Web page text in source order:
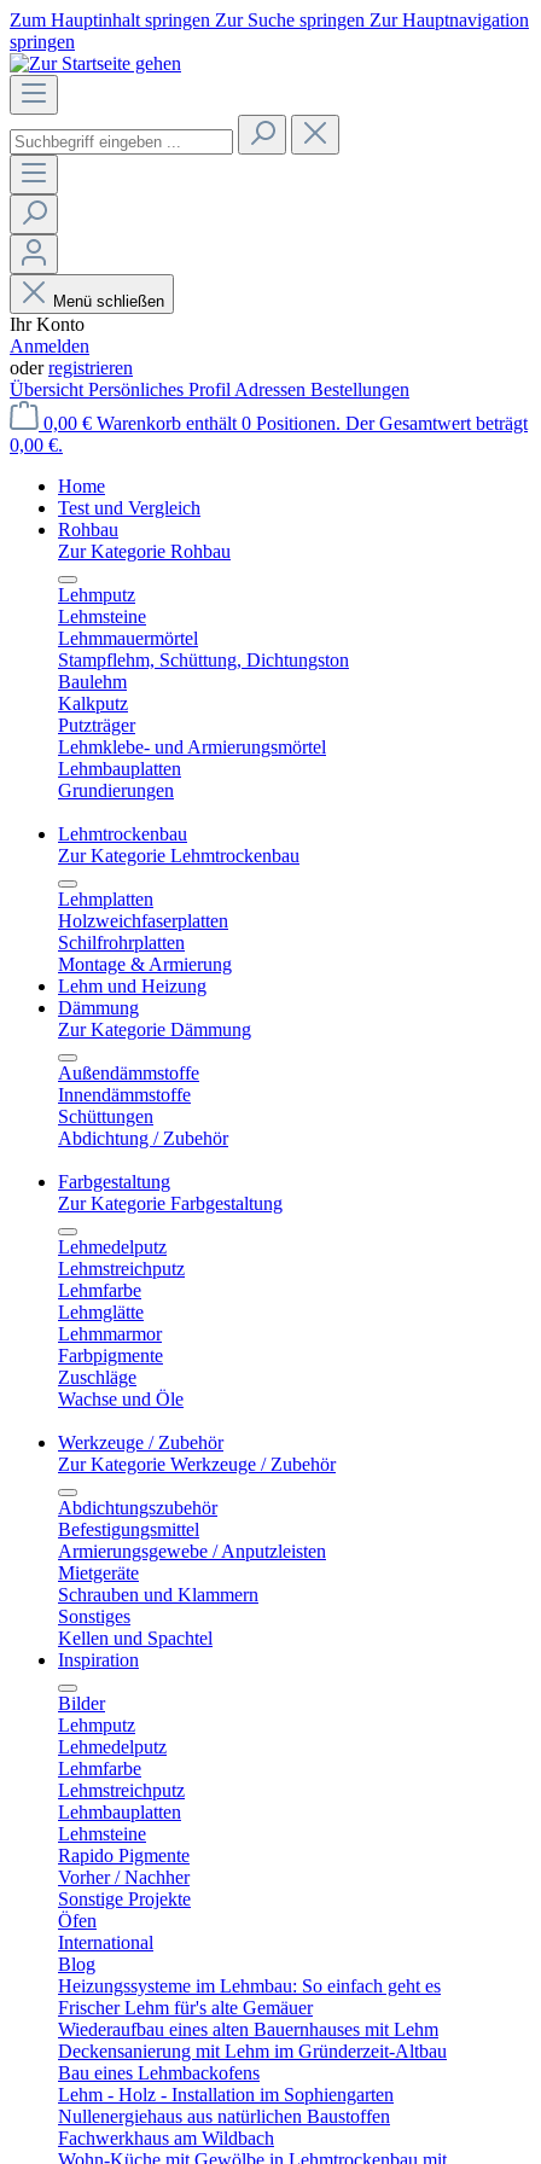
Zum Hauptinhalt springen Zur Suche springen Zur Hauptnavigation
springen
Menü schließen
Ihr Konto
Anmelden
oderregistrieren
Übersicht Persönliches Profil Adressen Bestellungen
0,00 € Warenkorb enthält 0 Positionen. Der Gesamtwert beträgt
0,00 €.
Home
Test und Vergleich
Rohbau
Zur Kategorie Rohbau
Lehmputz
Lehmsteine
Lehmmauermörtel
Stampflehm, Schüttung, Dichtungston
Baulehm
Kalkputz
Putzträger
Lehmklebe- und Armierungsmörtel
Lehmbauplatten
Grundierungen
Lehmtrockenbau
Zur Kategorie Lehmtrockenbau
Lehmplatten
Holzweichfaserplatten
Schilfrohrplatten
Montage & Armierung
Lehm und Heizung
Dämmung
Zur Kategorie Dämmung
Außendämmstoffe
Innendämmstoffe
Schüttungen
Abdichtung / Zubehör
Farbgestaltung
Zur Kategorie Farbgestaltung
Lehmedelputz
Lehmstreichputz
Lehmfarbe
Lehmglätte
Lehmmarmor
Farbpigmente
Zuschläge
Wachse und Öle
Werkzeuge / Zubehör
Zur Kategorie Werkzeuge / Zubehör
Abdichtungszubehör
Befestigungsmittel
Armierungsgewebe / Anputzleisten
Mietgeräte
Schrauben und Klammern
Sonstiges
Kellen und Spachtel
Inspiration
Bilder
Lehmputz
Lehmedelputz
Lehmfarbe
Lehmstreichputz
Lehmbauplatten
Lehmsteine
Rapido Pigmente
Vorher / Nachher
Sonstige Projekte
Öfen
International
Blog
Heizungssysteme im Lehmbau: So einfach geht es
Frischer Lehm für's alte Gemäuer
Wiederaufbau eines alten Bauernhauses mit Lehm
Deckensanierung mit Lehm im Gründerzeit-Altbau
Bau eines Lehmbackofens
Lehm - Holz - Installation im Sophiengarten
Nullenergiehaus aus natürlichen Baustoffen
Fachwerkhaus am Wildbach
Wohn-Küche mit Gewölbe in Lehmtrockenbau mit